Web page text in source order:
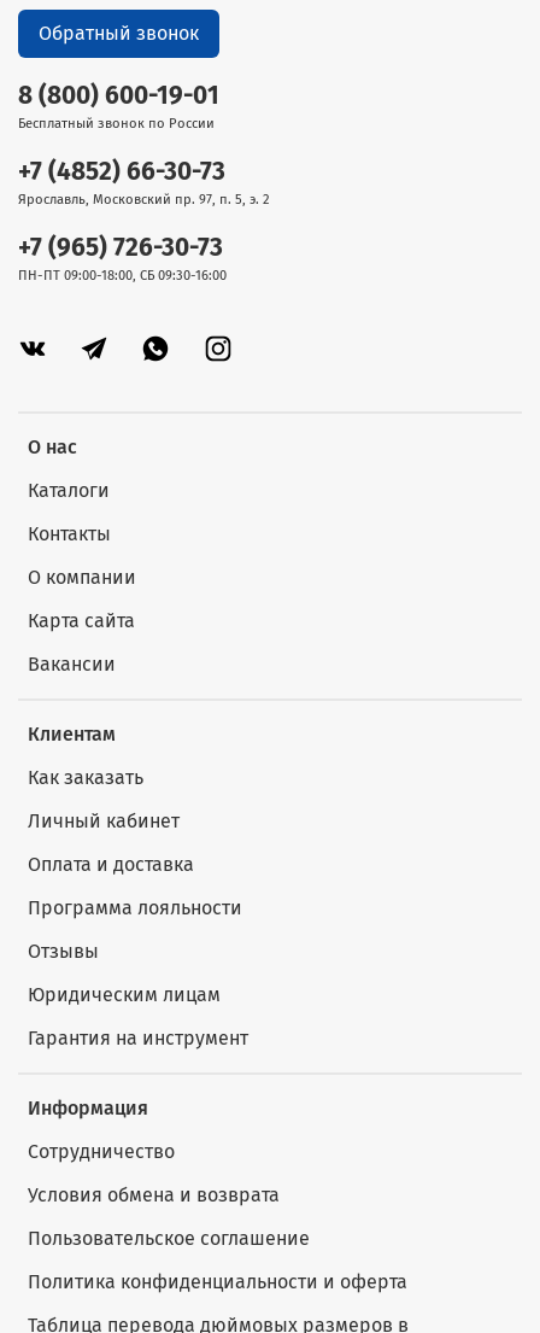
О нас
Каталоги
Контакты
О компании
Карта сайта
Вакансии
Клиентам
Как заказать
Личный кабинет
Оплата и доставка
Программа лояльности
Отзывы
Юридическим лицам
Гарантия на инструмент
Информация
Сотрудничество
Условия обмена и возврата
Пользовательское соглашение
Политика конфиденциальности и оферта
Таблица перевода дюймовых размеров в
8 (800) 600-19-01
Бесплатный звонок по России
+7 (4852) 66-30-73
Ярославль, Московский пр. 97, п. 5, э. 2
+7 (965) 726-30-73
ПН-ПТ 09:00-18:00, СБ 09:30-16:00
Обратный звонок